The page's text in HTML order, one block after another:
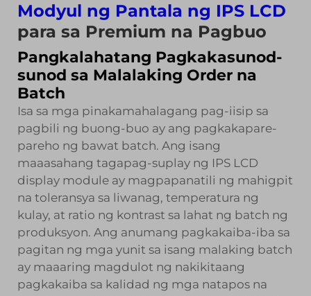
Modyul ng Pantala ng IPS LCD
para sa Premium na Pagbuo
Pangkalahatang Pagkakasunod-
sunod sa Malalaking Order na
Batch
Isa sa mga pinakamahalagang pag-iisip sa
pagbili ng buong-buo ay ang pagkakapare-
pareho ng bawat batch. Ang isang
maaasahang tagapag-suplay ng IPS LCD
display module ay magpapanatili ng mahigpit
na toleransya sa liwanag, temperatura ng
kulay, at ratio ng kontrast sa lahat ng batch ng
produksyon. Ang anumang pagkakaiba-iba sa
pagitan ng mga yunit sa isang malaking batch
ay maaaring magdulot ng nakikitaang
pagkakaiba sa kalidad ng mga natapos na